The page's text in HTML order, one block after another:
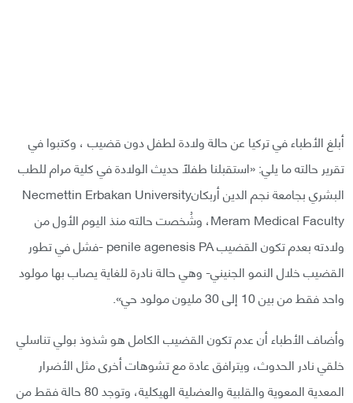
أبلغ الأطباء في تركيا عن حالة ولادة لطفل دون قضيب ، وكتبوا في
تقرير حالته ما يلي: «استقبلنا طفلًا حديث الولادة في كلية مرام للطب
البشري بجامعة نجم الدين أربكانNecmettin Erbakan University
Meram Medical Faculty، وشُخصت حالته منذ اليوم الأول من
ولادته بعدم تكون القضيب penile agenesis PA -فشل في تطور
القضيب خلال النمو الجنيني- وهي حالة نادرة للغاية يصاب بها مولود
واحد فقط من بين 10 إلى 30 مليون مولود حي».
وأضاف الأطباء أن عدم تكون القضيب الكامل هو شذوذ بولي تناسلي
خلقي نادر الحدوث، ويترافق عادة مع تشوهات أخرى مثل الأضرار
المعدية المعوية والقلبية والعضلية الهيكلية، وتوجد 80 حالة فقط من